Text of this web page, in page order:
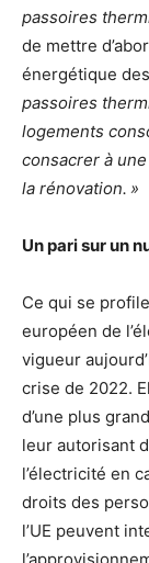
passoires
de mettre
énergétique
passoires
logements
consacrer à
la rénovation. »
Un pari sur un
Ce qui se
européen de
vigueur
crise de 2022.
d’une plus
leur autorisant
l’électricité en
droits des
l’UE peuvent